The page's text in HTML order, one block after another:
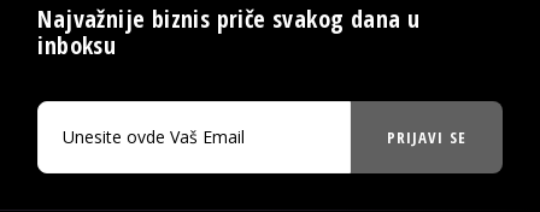
Najvažnije biznis priče svakog dana u
inboksu
PRIJAVI SE